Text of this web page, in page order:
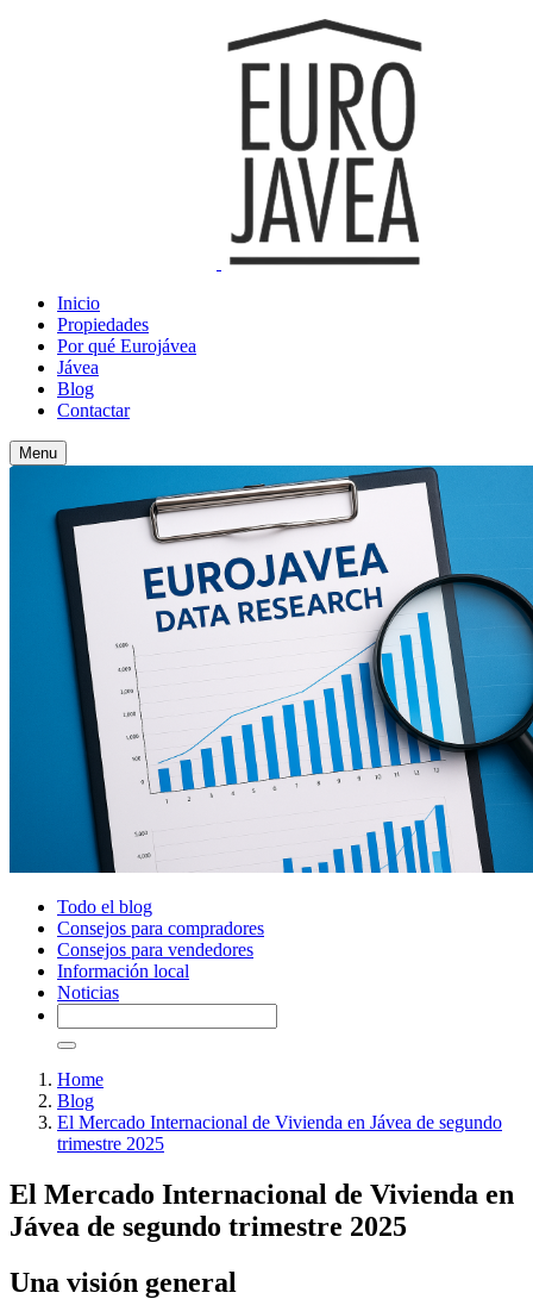
Inicio
Propiedades
Por qué Eurojávea
Jávea
Blog
Contactar
Menu
Todo el blog
Consejos para compradores
Consejos para vendedores
Información local
Noticias
Home
Blog
El Mercado Internacional de Vivienda en Jávea de segundo
trimestre 2025
El Mercado Internacional de Vivienda en
Jávea de segundo trimestre 2025
Una visión general